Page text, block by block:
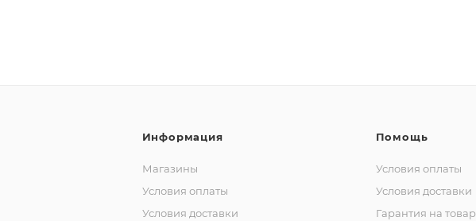
Информация
Магазины
Условия оплаты
Условия доставки
Помощь
Условия оплаты
Условия доставки
Гарантия на товар